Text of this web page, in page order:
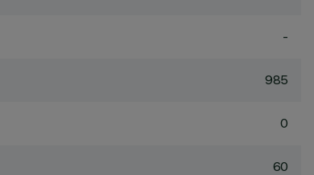
-
985
0
60